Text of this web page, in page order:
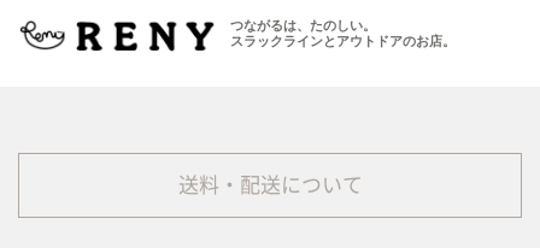
つながるは、たのしい。
スラックラインとアウトドアのお店。
送料・配送について